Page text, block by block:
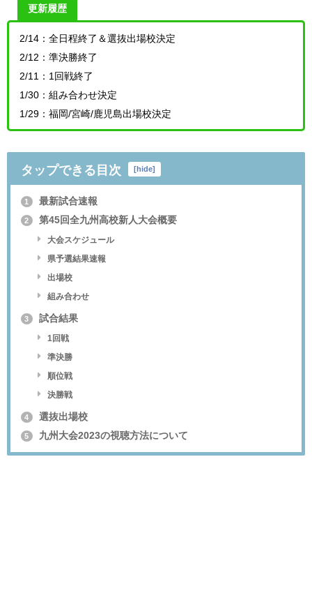
更新履歴
2/14：全日程終了＆選抜出場校決定
2/12：準決勝終了
2/11：1回戦終了
1/30：組み合わせ決定
1/29：福岡/宮崎/鹿児島出場校決定
タップできる目次 [hide]
1 最新試合速報
2 第45回全九州高校新人大会概要
大会スケジュール
県予選結果速報
出場校
組み合わせ
3 試合結果
1回戦
準決勝
順位戦
決勝戦
4 選抜出場校
5 九州大会2023の視聴方法について